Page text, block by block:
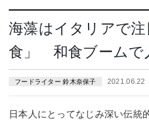
海藻はイタリアで
食」 和食ブームで
フードライター 鈴木奈保子 2021.06.22
日本人にとってなじみ深い伝統